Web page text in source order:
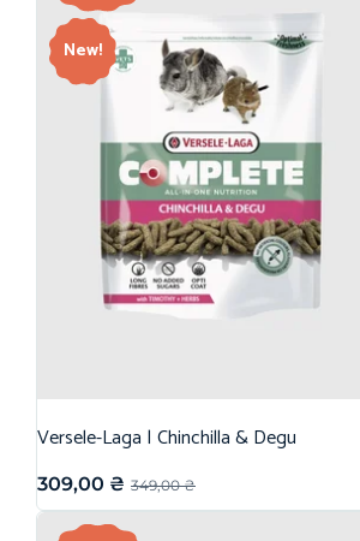
New!
Versele-Laga | Chinchilla & Degu
349,00₴
309,00 ₴